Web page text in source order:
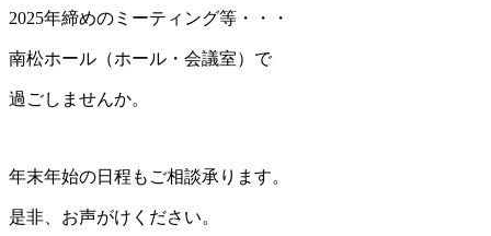
2025年締めのミーティング等・・・
南松ホール（ホール・会議室）で
過ごしませんか。
年末年始の日程もご相談承ります。
是非、お声がけください。